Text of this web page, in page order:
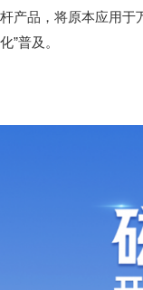
杆产品，将原本应用于
化”普及。